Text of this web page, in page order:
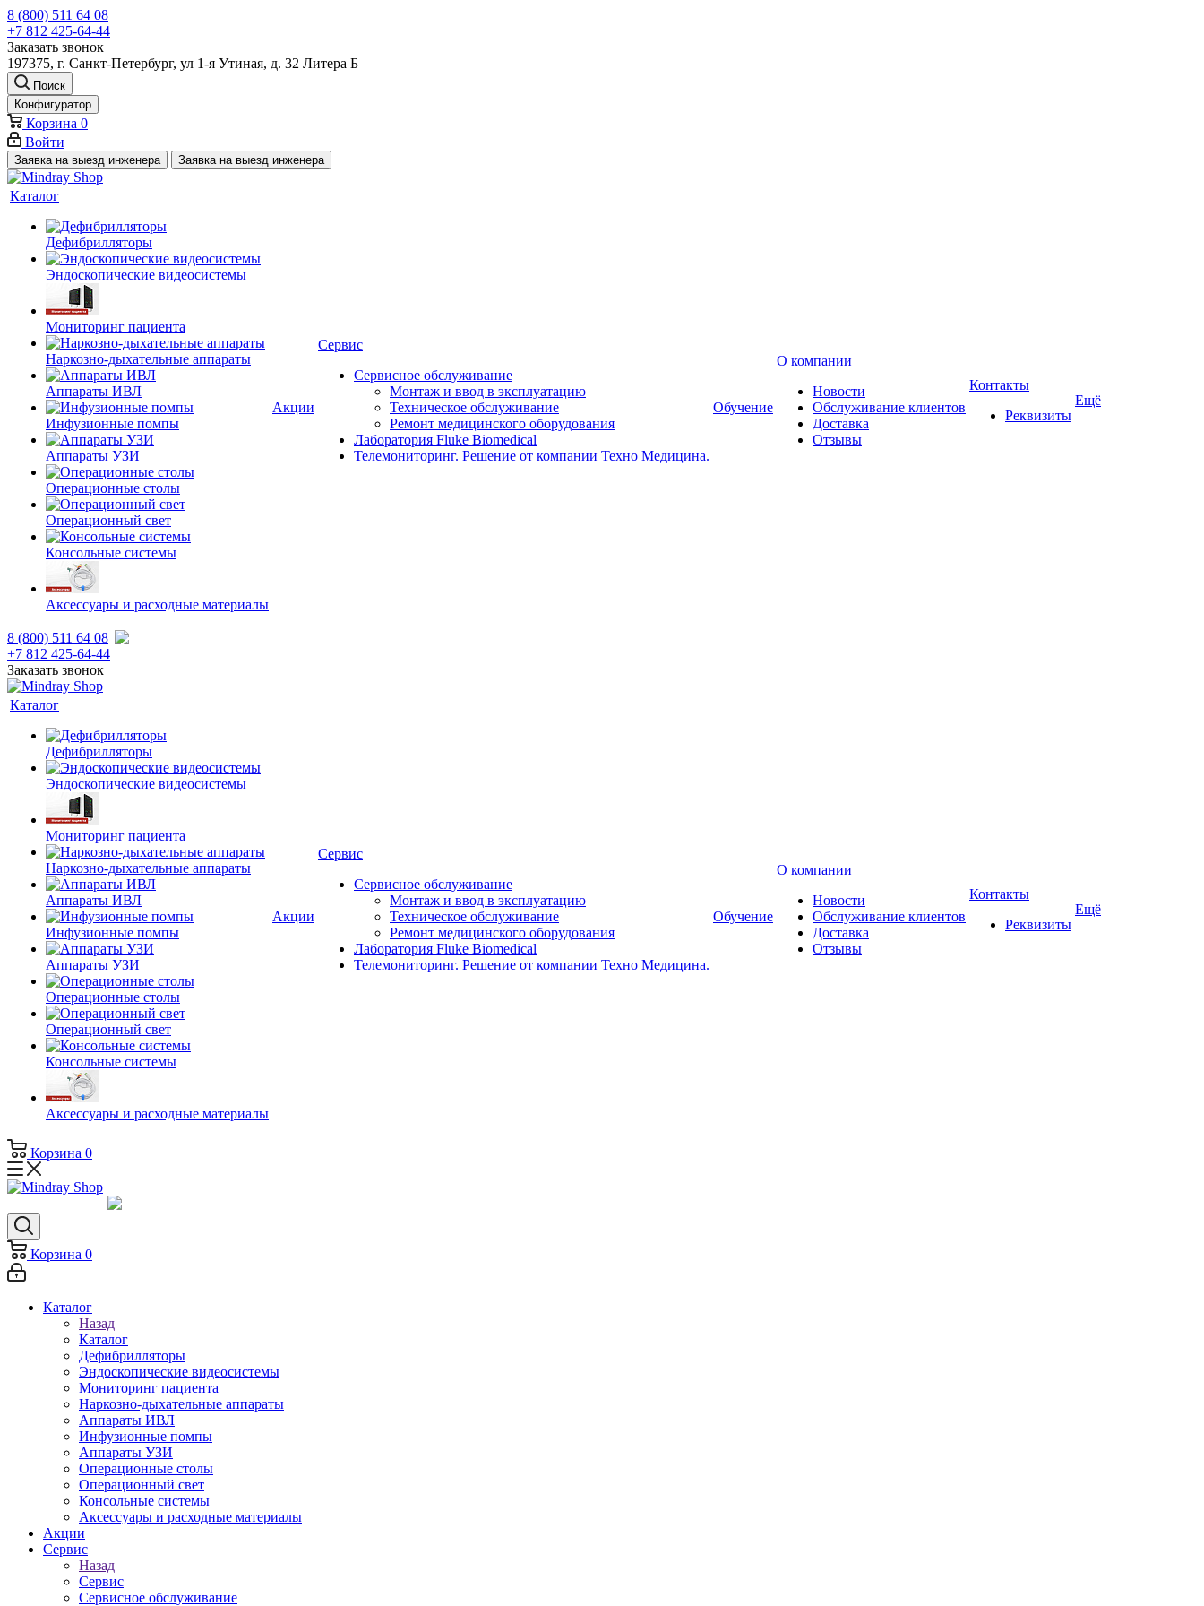
8 (800) 511 64 08
+7 812 425-64-44
Заказать звонок
197375, г. Санкт-Петербург, ул 1-я Утиная, д. 32 Литера Б
Поиск
Конфигуратор
Корзина 0
Войти
Заявка на выезд инженера Заявка на выезд инженера
Каталог
Дефибрилляторы
Эндоскопические видеосистемы
Мониторинг пациента
Наркозно-дыхательные аппараты
Аппараты ИВЛ
Инфузионные помпы
Аппараты УЗИ
Операционные столы
Операционный свет
Консольные системы
Аксессуары и расходные материалы
Акции
Сервис
Сервисное обслуживание
Монтаж и ввод в эксплуатацию
Техническое обслуживание
Ремонт медицинского оборудования
Лаборатория Fluke Biomedical
Телемониторинг. Решение от компании Техно Медицина.
Обучение
О компании
Новости
Обслуживание клиентов
Доставка
Отзывы
Контакты
Реквизиты
Ещё
8 (800) 511 64 08
+7 812 425-64-44
Заказать звонок
Каталог
Дефибрилляторы
Эндоскопические видеосистемы
Мониторинг пациента
Наркозно-дыхательные аппараты
Аппараты ИВЛ
Инфузионные помпы
Аппараты УЗИ
Операционные столы
Операционный свет
Консольные системы
Аксессуары и расходные материалы
Акции
Сервис
Сервисное обслуживание
Монтаж и ввод в эксплуатацию
Техническое обслуживание
Ремонт медицинского оборудования
Лаборатория Fluke Biomedical
Телемониторинг. Решение от компании Техно Медицина.
Обучение
О компании
Новости
Обслуживание клиентов
Доставка
Отзывы
Контакты
Реквизиты
Ещё
Корзина 0
Корзина 0
Каталог
Назад
Каталог
Дефибрилляторы
Эндоскопические видеосистемы
Мониторинг пациента
Наркозно-дыхательные аппараты
Аппараты ИВЛ
Инфузионные помпы
Аппараты УЗИ
Операционные столы
Операционный свет
Консольные системы
Аксессуары и расходные материалы
Акции
Сервис
Назад
Сервис
Сервисное обслуживание